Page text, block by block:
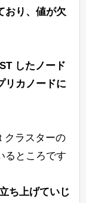
おり、値が欠
したノード
リカノードに
クラスターの
るところです
ち上げていじ